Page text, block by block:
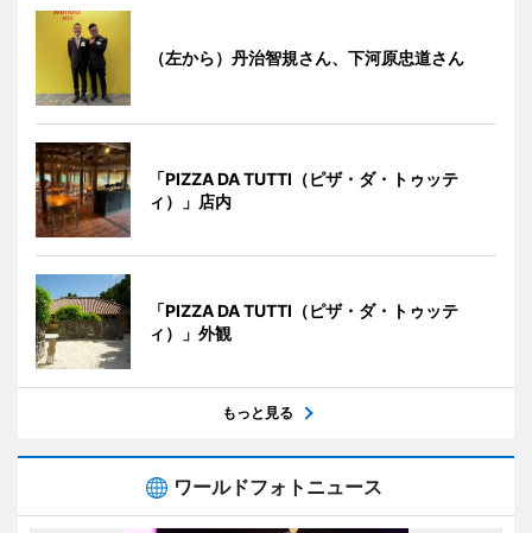
（左から）丹治智規さん、下河原忠道さん
「PIZZA DA TUTTI（ピザ・ダ・トゥッテ
ィ）」店内
「PIZZA DA TUTTI（ピザ・ダ・トゥッテ
ィ）」外観
もっと見る
ワールドフォトニュース